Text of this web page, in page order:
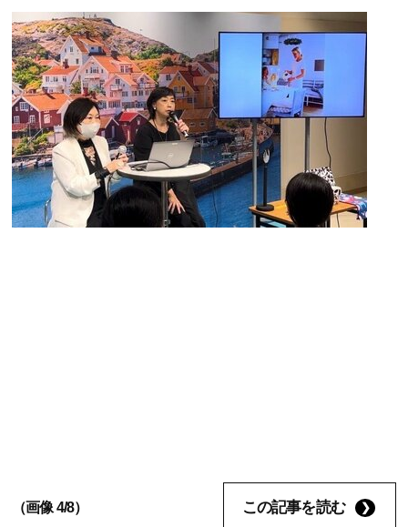
（画像 4/8） この記事を読む